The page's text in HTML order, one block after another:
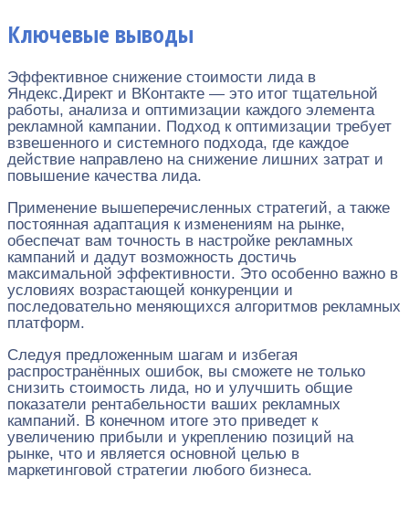
Ключевые выводы
Эффективное снижение стоимости лида в
Яндекс.Директ и ВКонтакте — это итог тщательной
работы, анализа и оптимизации каждого элемента
рекламной кампании. Подход к оптимизации требует
взвешенного и системного подхода, где каждое
действие направлено на снижение лишних затрат и
повышение качества лида.
Применение вышеперечисленных стратегий, а также
постоянная адаптация к изменениям на рынке,
обеспечат вам точность в настройке рекламных
кампаний и дадут возможность достичь
максимальной эффективности. Это особенно важно в
условиях возрастающей конкуренции и
последовательно меняющихся алгоритмов рекламных
платформ.
Следуя предложенным шагам и избегая
распространённых ошибок, вы сможете не только
снизить стоимость лида, но и улучшить общие
показатели рентабельности ваших рекламных
кампаний. В конечном итоге это приведет к
увеличению прибыли и укреплению позиций на
рынке, что и является основной целью в
маркетинговой стратегии любого бизнеса.